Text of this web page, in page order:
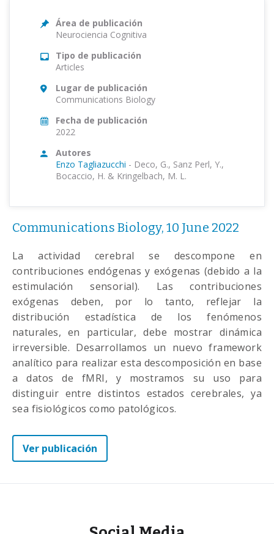
Área de publicación
Neurociencia Cognitiva
Tipo de publicación
Articles
Lugar de publicación
Communications Biology
Fecha de publicación
2022
Autores
Enzo Tagliazucchi - Deco, G., Sanz Perl, Y.,
Bocaccio, H. & Kringelbach, M. L.
Communications Biology, 10 June 2022
La actividad cerebral se descompone en
contribuciones endógenas y exógenas (debido a la
estimulación sensorial). Las contribuciones
exógenas deben, por lo tanto, reflejar la
distribución estadística de los fenómenos
naturales, en particular, debe mostrar dinámica
irreversible. Desarrollamos un nuevo framework
analítico para realizar esta descomposición en base
a datos de fMRI, y mostramos su uso para
distinguir entre distintos estados cerebrales, ya
sea fisiológicos como patológicos.
Ver publicación